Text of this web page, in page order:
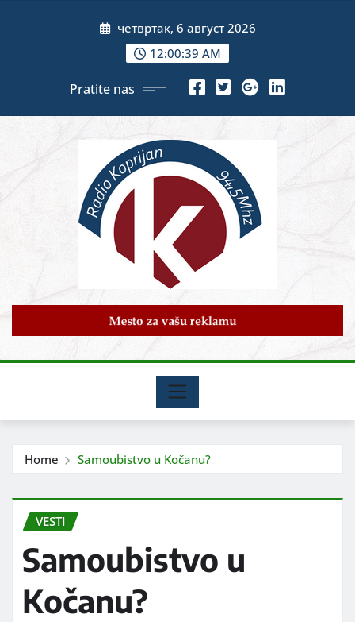
четвртак, 6 август 2026
12:00:41 AM
Pratite nas
Home Samoubistvo u Kočanu?
VESTI
Samoubistvo u
Kočanu?